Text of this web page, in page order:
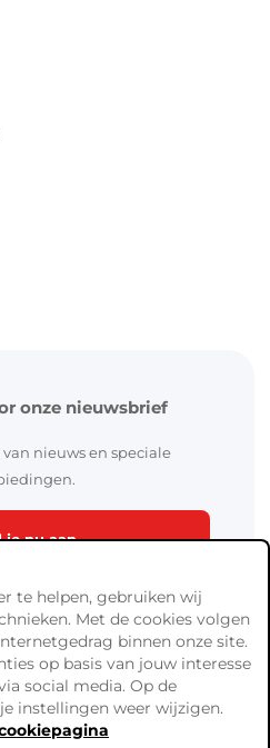
onze nieuwsbrief
nieuws en speciale
je nu aan
te helpen, gebruiken wij
Met de cookies volgen
binnen onze site.
op basis van jouw interesse
social media. Op de
instellingen weer wijzigen.